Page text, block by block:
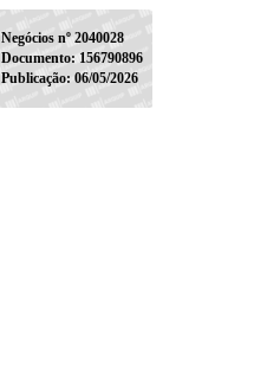
Negócios nº 2040028
Documento: 156790896
Publicação: 06/05/2026